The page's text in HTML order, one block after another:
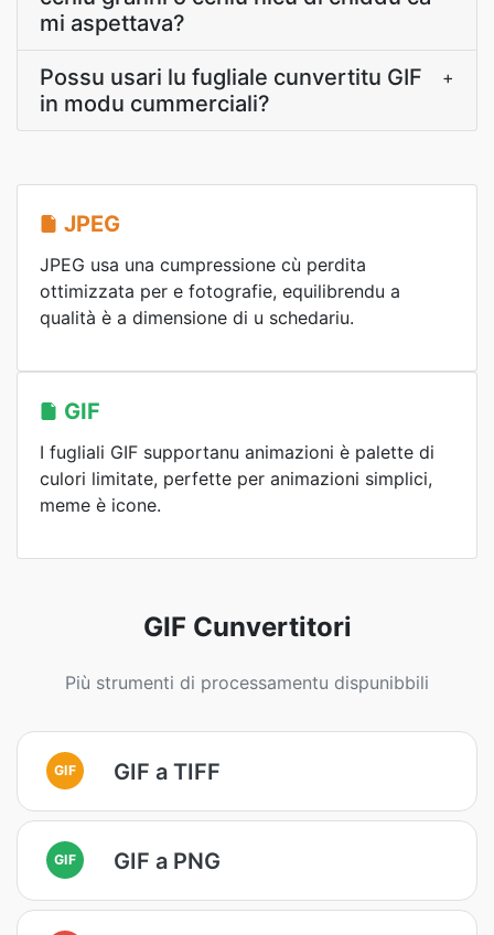
mi aspettava?
Possu usari lu fugliale cunvertitu GIF
in modu cummerciali?
+
JPEG
JPEG usa una cumpressione cù perdita
ottimizzata per e fotografie, equilibrendu a
qualità è a dimensione di u schedariu.
GIF
I fugliali GIF supportanu animazioni è palette di
culori limitate, perfette per animazioni simplici,
meme è icone.
GIF Cunvertitori
Più strumenti di processamentu dispunibbili
GIF GIF a TIFF
GIF GIF a PNG